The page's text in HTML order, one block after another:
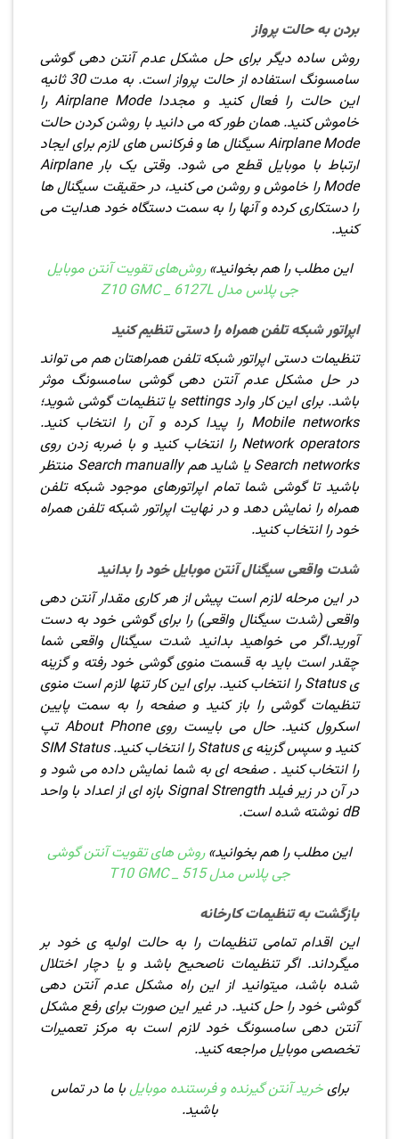
بردن به حالت پرواز
روش ساده دیگر برای حل مشکل عدم آنتن دهی گوشی
سامسونگ استفاده از حالت پرواز است. به مدت 30 ثانیه
این حالت را فعال کنید و مجددا Airplane Mode را
خاموش کنید. همان طور که می دانید با روشن کردن حالت
Airplane Mode سیگنال ها و فرکانس های لازم برای ایجاد
ارتباط با موبایل قطع می شود. وقتی یک بار Airplane
Mode را خاموش و روشن می کنید، در حقیقت سیگنال ها
را دستکاری کرده و آنها را به سمت دستگاه خود هدایت می
کنید.
این مطلب را هم بخوانید»روش‌های تقویت آنتن موبایل
جی پلاس مدل Z10 GMC _ 6127L
اپراتور شبکه تلفن همراه را دستی تنظیم کنید
تنظیمات دستی اپراتور شبکه تلفن همراهتان هم می تواند
در حل مشکل عدم آنتن دهی گوشی سامسونگ موثر
باشد. برای این کار وارد settings یا تنظیمات گوشی شوید؛
Mobile networks را پیدا کرده و آن را انتخاب کنید.
Network operators را انتخاب کنید و با ضربه زدن روی
Search networks یا شاید هم Search manually منتظر
باشید تا گوشی شما تمام اپراتورهای موجود شبکه تلفن
همراه را نمایش دهد و در نهایت اپراتور شبکه تلفن همراه
خود را انتخاب کنید.
شدت واقعی سیگنال آنتن موبایل خود را بدانید
در این مرحله لازم است پیش از هر کاری مقدار آنتن دهی
واقعی (شدت سیگنال واقعی) را برای گوشی خود به دست
آورید.اگر می خواهید بدانید شدت سیگنال واقعی شما
چقدر است باید به قسمت منوی گوشی خود رفته و گزینه
ی Status را انتخاب کنید. برای این کار تنها لازم است منوی
تنظیمات گوشی را باز کنید و صفحه را به سمت پایین
اسکرول کنید. حال می بایست روی About Phone تپ
کنید و سپس گزینه ی Status را انتخاب کنید. SIM Status
را انتخاب کنید . صفحه ای به شما نمایش داده می شود و
در آن در زیر فیلد Signal Strength بازه ای از اعداد با واحد
dB نوشته شده است.
این مطلب را هم بخوانید»روش های تقویت آنتن گوشی
جی پلاس مدل T10 GMC _ 515
بازگشت به تنظیمات کارخانه
این اقدام تمامی تنظیمات را به حالت اولیه ی خود بر
میگرداند. اگر تنظیمات ناصحیح باشد و یا دچار اختلال
شده باشد، میتوانید از این راه مشکل عدم آنتن دهی
گوشی خود را حل کنید. در غیر این صورت برای رفع مشکل
آنتن دهی سامسونگ خود لازم است به مرکز تعمیرات
تخصصی موبایل مراجعه کنید.
برایخرید آنتن گیرنده و فرستنده موبایلبا ما در تماس
باشید.